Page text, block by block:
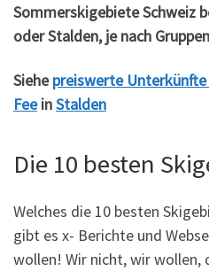
Sommerskigebiete Schweiz
oder Stalden, je nach
Siehepreiswerte
FeeinStalden
Die 10 besten
Welches die 10 besten
gibt es x- Berichte und
wollen! Wir nicht, wir wollen,